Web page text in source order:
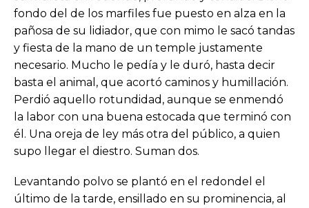
fondo del de los marfiles fue puesto en alza en la
pañosa de su lidiador, que con mimo le sacó tandas
y fiesta de la mano de un temple justamente
necesario. Mucho le pedía y le duró, hasta decir
basta el animal, que acortó caminos y humillación.
Perdió aquello rotundidad, aunque se enmendó
la labor con una buena estocada que terminó con
él. Una oreja de ley más otra del público, a quien
supo llegar el diestro. Suman dos.
Levantando polvo se plantó en el redondel el
último de la tarde, ensillado en su prominencia, al